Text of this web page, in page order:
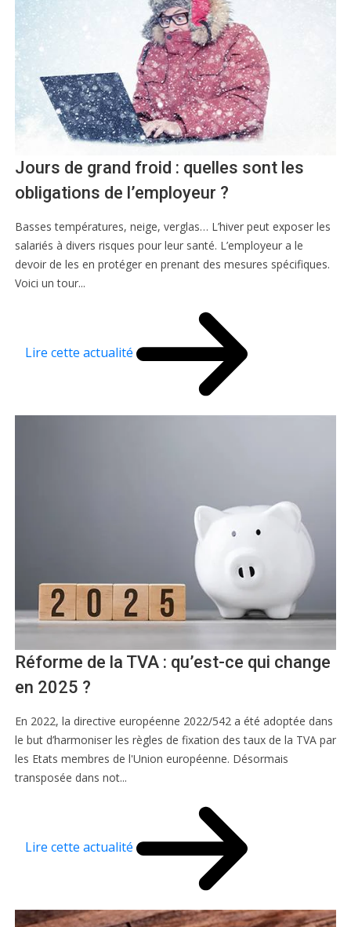
Jours de grand froid : quelles sont les
obligations de l’employeur ?
Basses températures, neige, verglas… L’hiver peut exposer les
salariés à divers risques pour leur santé. L’employeur a le
devoir de les en protéger en prenant des mesures spécifiques.
Voici un tour...
Lire cette actualité
Réforme de la TVA : qu’est-ce qui change
en 2025 ?
En 2022, la directive européenne 2022/542 a été adoptée dans
le but d’harmoniser les règles de fixation des taux de la TVA par
les Etats membres de l'Union européenne. Désormais
transposée dans not...
Lire cette actualité